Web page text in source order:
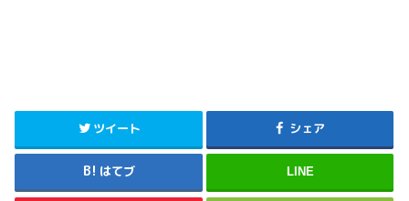
ツイート シェア
はてブ LINE